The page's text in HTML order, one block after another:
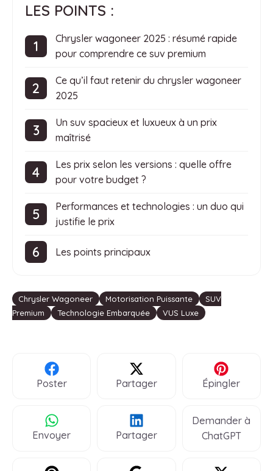
LES POINTS :
Chrysler wagoneer 2025 : résumé rapide
pour comprendre ce suv premium
Ce qu’il faut retenir du chrysler wagoneer
2025
Un suv spacieux et luxueux à un prix
maîtrisé
Les prix selon les versions : quelle offre
pour votre budget ?
Performances et technologies : un duo qui
justifie le prix
Les points principaux
Étiquettes
Chrysler Wagoneer Motorisation Puissante
SUV
Premium
Technologie Embarquée VUS Luxe
Poster Partager Épingler
Envoyer Partager
Demander à
ChatGPT